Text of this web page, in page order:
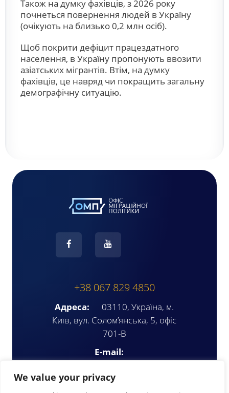
We value your privacy
Також на думку фахівців, з 2026 року
почнеться повернення людей в Україну
(очікують на близько 0,2 млн осіб).
Щоб покрити дефіцит працездатного
населення, в Україну пропонують ввозити
азіатських мігрантів. Втім, на думку
фахівців, це навряд чи покращить загальну
демографічну ситуацію.
+38 067 829 4850
Адреса:
03110, Україна, м.
Київ, вул. Солом’янська, 5, офіс
701-В
E-mail: